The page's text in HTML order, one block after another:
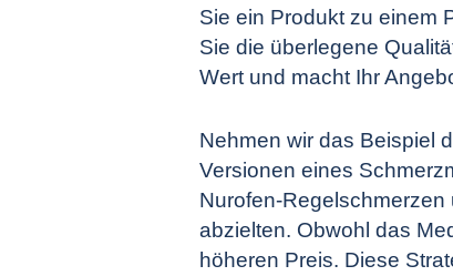
Sie ein Produkt zu einem
Sie die überlegene
Wert und macht Ihr
Nehmen wir das Beispiel
Versionen eines
Nurofen-
abzielten. Obwohl das
höheren Preis. Diese